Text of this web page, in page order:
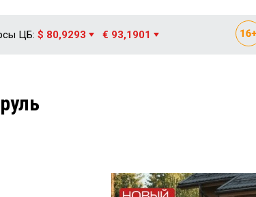
ЦБ: $ 80,9293 € 93,1901